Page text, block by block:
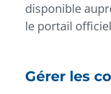
disponible
le portail
Gérer les